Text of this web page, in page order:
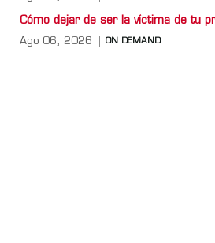
Cómo dejar de ser la víctima de tu
Ago 06, 2026 ON DEMAND